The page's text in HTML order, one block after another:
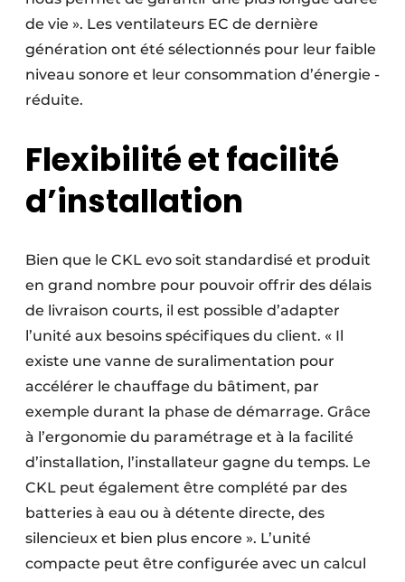
de vie ». Les ventilateurs EC de dernière
génération ont été sélectionnés pour leur faible
niveau sonore et leur consommation ­d’­énergie ­
réduite.
Flexibilité et facilité
d’installation
Bien que le CKL evo soit standardisé et produit
en grand nombre pour pouvoir offrir des délais
de livraison courts, il est possible d’adapter
l’unité aux besoins spécifiques du client. « Il
existe une vanne de suralimentation pour
accélérer le chauffage du bâtiment, par
exemple durant la phase de démarrage. Grâce
à l’ergonomie du paramétrage et à la facilité
d’installation, l’installateur gagne du temps. Le
CKL peut également être complété par des
batteries à eau ou à détente directe, des
silencieux et bien plus encore ». L’unité
compacte peut être configurée avec un calcul